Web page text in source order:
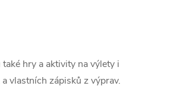
hry a aktivity na výlety i
vlastních zápisků z výprav.